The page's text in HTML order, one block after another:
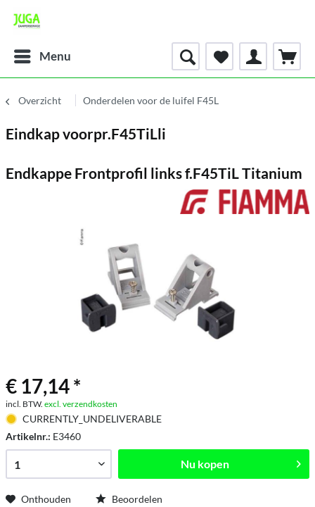
Menu
Overzicht Onderdelen voor de luifel F45L
Eindkap voorpr.F45TiLli
Endkappe Frontprofil links f.F45TiL Titanium
€ 17,14 *
incl. BTW. excl. verzendkosten
CURRENTLY_UNDELIVERABLE
Artikelnr.: E3460
Nu kopen
Onthouden Beoordelen